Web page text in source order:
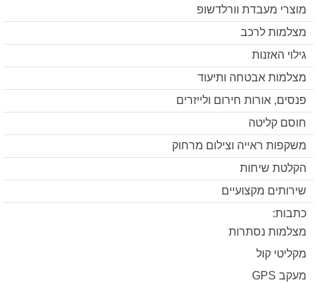
מוצרי מעבדת וורלדשופ
מצלמות לרכב
גילוי האזנות
מצלמות אבטחה ותיעוד
פנסים, אורות חירום ולייזרים
חוסם קליטה
משקפות ראייה וצילום מרחוק
הקלטת שיחות
שירותים מקצועיים
כתבות:
מצלמות נסתרות
מקליטי קול
מעקב GPS